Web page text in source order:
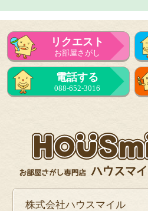
リクエスト
お部屋さがし
電話する
088-652-3016
株式会社ハウスマイル